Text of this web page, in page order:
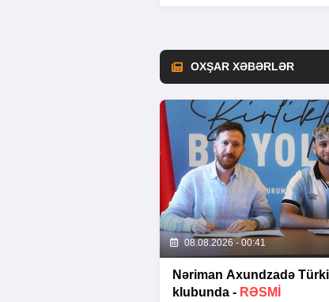
OXŞAR XƏBƏRLƏR
08.08.2026 - 00:41
Nəriman Axundzadə
klubunda - RƏSMİ